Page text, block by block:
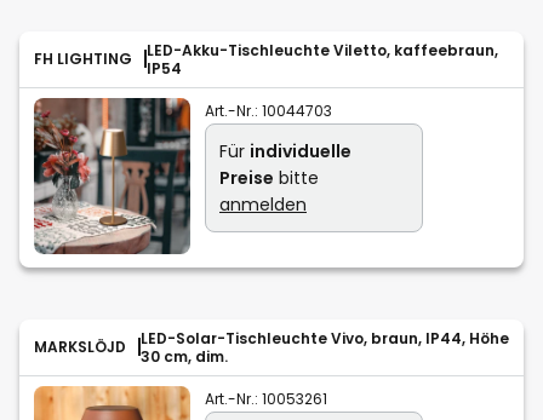
FH LIGHTING
LED-Akku-Tischleuchte Viletto, kaffeebraun,
IP54
Art.-Nr.: 10044703
Für individuelle
Preise bitte
anmelden
MARKSLÖJD
LED-Solar-Tischleuchte Vivo, braun, IP44, Höhe
30 cm, dim.
Art.-Nr.: 10053261